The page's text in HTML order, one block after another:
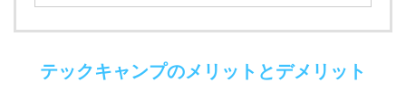
テックキャンプのメリットとデメリット